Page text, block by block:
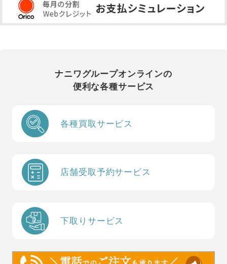
ナニワグループオンラインの
便利な各種サービス
各種買取サービス
店舗受取予約サービス
下取りサービス